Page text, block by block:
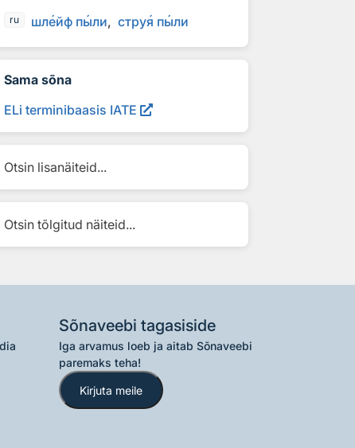
ru шлейф пыли струя пыли
Sama sõna
ELi terminibaasis IATE
Otsin lisanäiteid...
Otsin tõlgitud näiteid...
Sõnaveebi tagasiside
Iga arvamus loeb ja aitab Sõnaveebi
paremaks teha!
Kirjuta meile